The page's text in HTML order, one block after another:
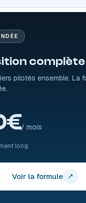
complète
pilotés ensemble. La
/ mois
long.
Voir la formule ↗